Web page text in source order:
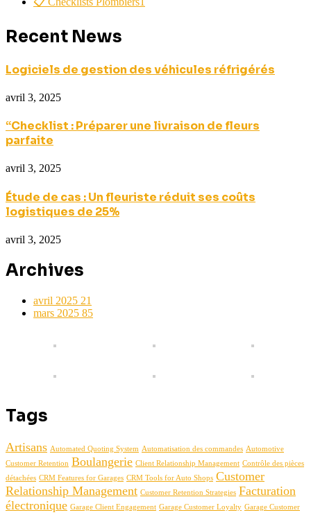
Recent News
Logiciels de gestion des véhicules réfrigérés
avril 3, 2025
“Checklist : Préparer une livraison de fleurs
parfaite
avril 3, 2025
Étude de cas : Un fleuriste réduit ses coûts
logistiques de 25%
avril 3, 2025
Archives
avril 2025 21
mars 2025 85
Tags
Artisans Automated Quoting System Automatisation des commandes Automotive
Customer Retention Boulangerie Client Relationship Management Contrôle des pièces
détachées CRM Features for Garages CRM Tools for Auto Shops Customer
Relationship Management Customer Retention Strategies Facturation
électronique Garage Client Engagement Garage Customer Loyalty Garage Customer